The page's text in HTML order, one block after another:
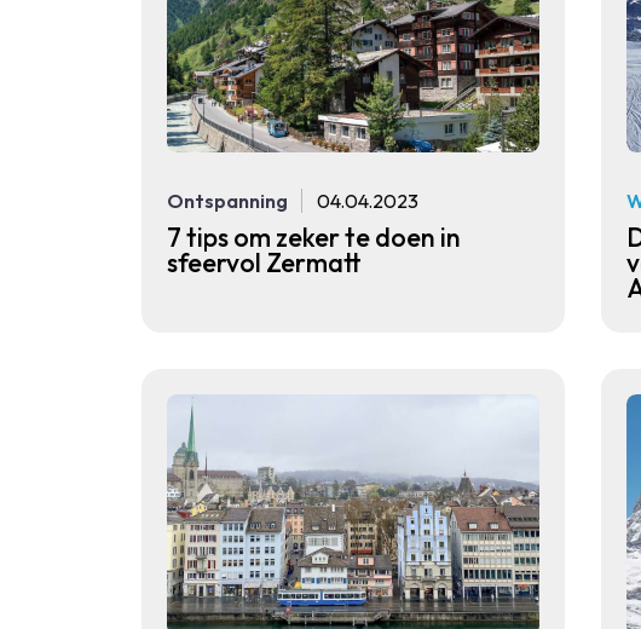
Ontspanning 04.04.2023
7 tips om zeker te doen in
sfeervol Zermatt